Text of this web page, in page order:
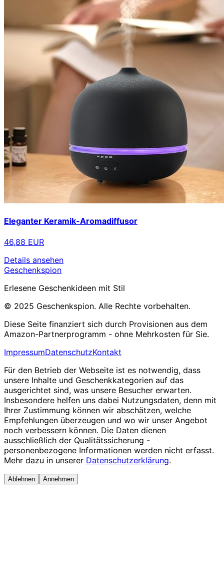
Eleganter Keramik-Aromadiffusor
46,88 EUR
Details ansehen
Geschenkspion
Erlesene Geschenkideen mit Stil
© 2025 Geschenkspion. Alle Rechte vorbehalten.
Diese Seite finanziert sich durch Provisionen aus dem
Amazon-Partnerprogramm - ohne Mehrkosten für Sie.
ImpressumDatenschutzKontakt
Für den Betrieb der Webseite ist es notwendig, dass
unsere Inhalte und Geschenkkategorien auf das
ausgerichtet sind, was unsere Besucher erwarten.
Insbesondere helfen uns dabei Nutzungsdaten, denn mit
Ihrer Zustimmung können wir abschätzen, welche
Empfehlungen überzeugen und wo wir unser Angebot
noch verbessern können. Die Daten dienen
ausschließlich der Qualitätssicherung -
personenbezogene Informationen werden nicht erfasst.
Mehr dazu in unserer Datenschutzerklärung.
Ablehnen Annehmen